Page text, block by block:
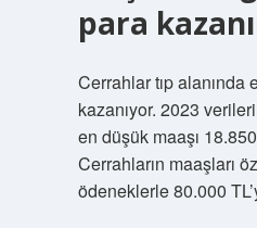
para
Cerrahlar tıp alanında
kazanıyor. 2023
en düşük maaşı
Cerrahların maaşları
ödeneklerle 80.000